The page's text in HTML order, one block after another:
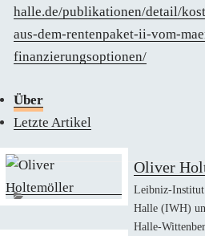
halle.de/publikationen/detail/
aus-dem-rentenpaket-ii-vom-
finanzierungsoptionen/
Über
Letzte Artikel
Oliver
Leibniz-
Halle (IWH)
Halle-